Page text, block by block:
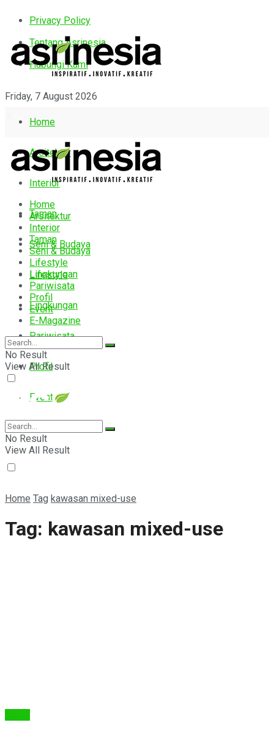
Privacy Policy
Tentang Asrinesia
Hubungi Kami
Friday, 7 August 2026
Home
Arsitektur
Interior
Taman
Seni & Budaya
Lifestyle
Lingkungan
Pariwisata
Profil
Event
E-Magazine
Home
Arsitektur
Interior
Taman
Seni & Budaya
Lifestyle
Lingkungan
Pariwisata
Profil
Event
E-Magazine
No Result
View All Result
No Result
View All Result
Home Tag kawasan mixed-use
Tag: kawasan mixed-use